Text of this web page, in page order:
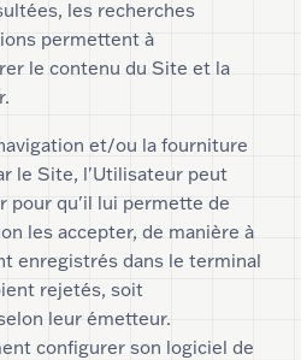
les recherches
permettent à
le contenu du Site et la
et/ou la fourniture
le Site, l'Utilisateur peut
pour qu'il lui permette de
les accepter, de manière à
enregistrés dans le terminal
rejetés, soit
leur émetteur.
configurer son logiciel de